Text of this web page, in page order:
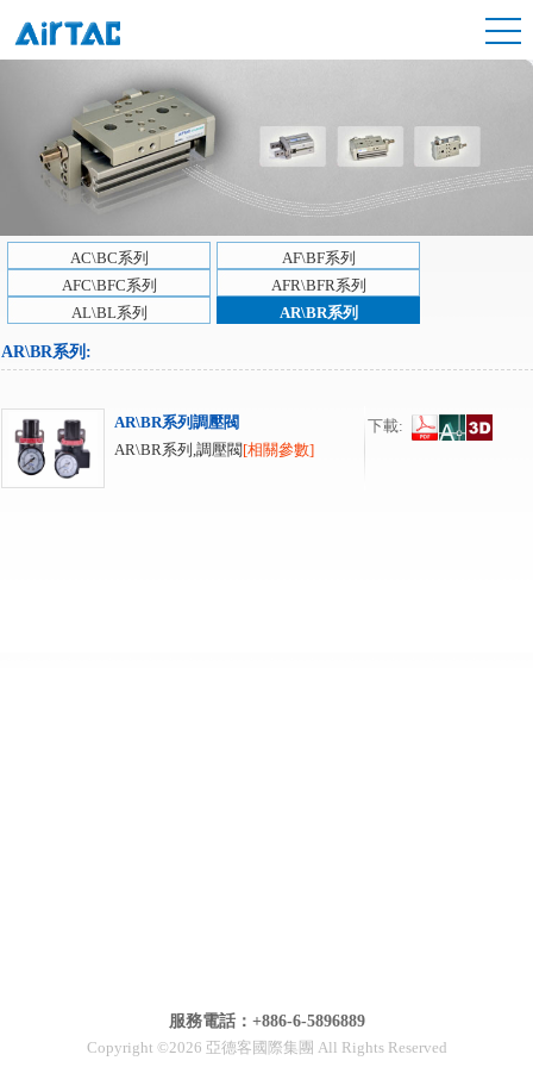
AC\BC系列
AF\BF系列
AFC\BFC系列
AFR\BFR系列
AL\BL系列
AR\BR系列
AR\BR系列 :
AR\BR系列調壓閥
AR\BR系列,調壓閥[相關參數]
下載:
服務電話：+886-6-5896889
Copyright ©2026 亞德客國際集團 All Rights Reserved